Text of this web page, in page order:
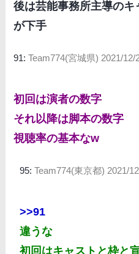
後は芸能事務所主導の
が下手
91:Team774(宮城県) 2021/12/
初回は演者の数字
それ以降は脚本の数字
視聴率の基本なw
95:Team774(東京都) 2021/
>>91
違うな
初回はキャストと枠と